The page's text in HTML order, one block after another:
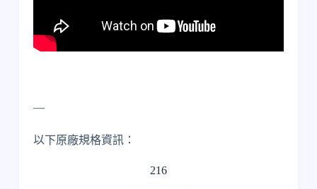
—
以下原廠規格資訊：
216